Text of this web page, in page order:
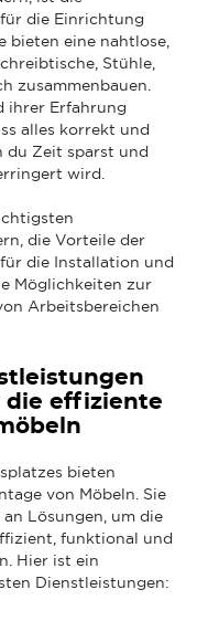
die Einrichtung
bieten eine nahtlose,
Stühle,
zusammenbauen.
ihrer Erfahrung
alles korrekt und
Zeit sparst und
wird.
die Vorteile der
die Installation und
Möglichkeiten zur
Arbeitsbereichen
die effiziente
bieten
von Möbeln. Sie
Lösungen, um die
funktional und
Hier ist ein
Dienstleistungen: